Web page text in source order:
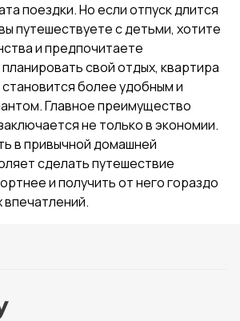
поездки. Но если отпуск длится
путешествуете с детьми, хотите
и предпочитаете
свой отдых, квартира
более удобным и
Главное преимущество
не только в экономии.
в привычной домашней
сделать путешествие
и получить от него гораздо